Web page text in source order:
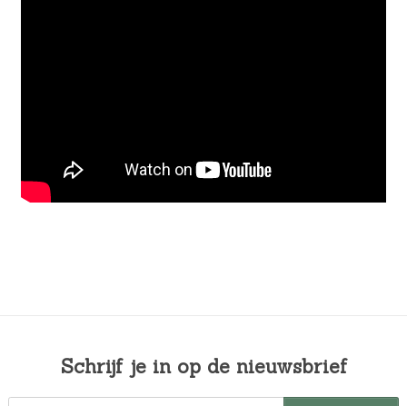
Schrijf je in op de nieuwsbrief